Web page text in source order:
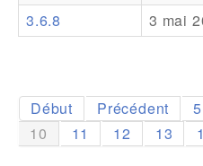
3.6.8
3 mai
Début Précédent 5
10
11 12 13